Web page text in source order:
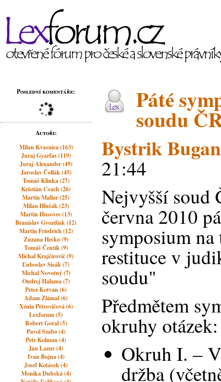
Poslední komentáře:
Autoři:
Milan Kvasnica (163)
Juraj Gyarfas (119)
Juraj Alexander (49)
Jaroslav Čollák (45)
Tomáš Klinka (27)
Kristián Csach (26)
Martin Maliar (25)
Milan Hlušák (23)
Martin Husovec (13)
Branislav Gvozdiak (12)
Martin Friedrich (12)
Zuzana Hecko (9)
Tomáš Čentík (9)
Michal Krajčírovič (9)
Ľuboslav Sisák (7)
Michal Novotný (7)
Ondrej Halama (7)
Peter Kotvan (6)
Adam Zlámal (6)
Xénia Petrovičová (6)
Lexforum (5)
Robert Goral (5)
Pavol Szabo (4)
Petr Kolman (4)
Ján Lazur (4)
Ivan Bojna (4)
Josef Kotásek (4)
Monika Dubská (4)
Páté
soudu
Bystrik Bugan
21:44
Nejvyšší soud
června 2010
symposium na
restituce v
soudu"
Předmětem
okruhy otázek:
Okruh I. –
držba